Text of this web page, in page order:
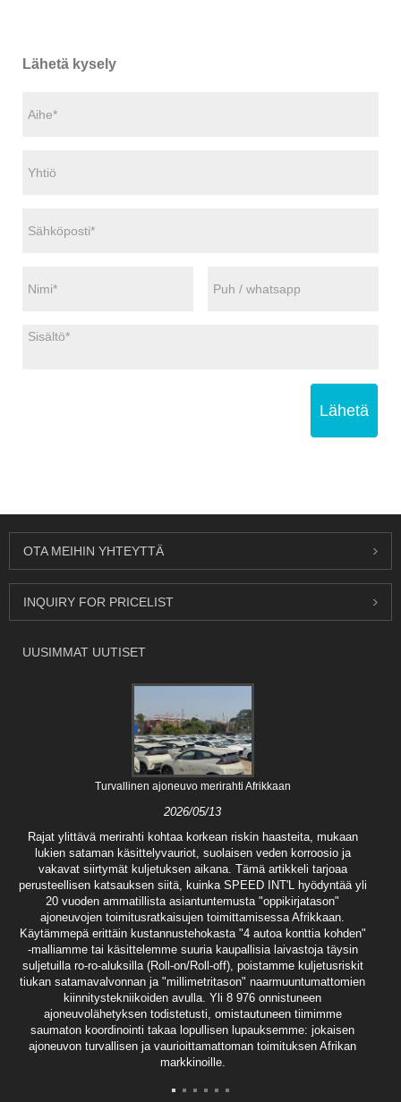
Lähetä kysely
Lähetä
OTA MEIHIN YHTEYTTÄ
INQUIRY FOR PRICELIST
UUSIMMAT UUTISET
Turvallinen ajoneuvo merirahti Afrikkaan
2026/05/13
Rajat ylittävä merirahti kohtaa korkean riskin haasteita, mukaan
lukien sataman käsittelyvauriot, suolaisen veden korroosio ja
vakavat siirtymät kuljetuksen aikana. Tämä artikkeli tarjoaa
perusteellisen katsauksen siitä, kuinka SPEED INT'L hyödyntää yli
20 vuoden ammatillista asiantuntemusta "oppikirjatason"
ajoneuvojen toimitusratkaisujen toimittamisessa Afrikkaan.
Käytämmepä erittäin kustannustehokasta "4 autoa konttia kohden"
-malliamme tai käsittelemme suuria kaupallisia laivastoja täysin
suljetuilla ro-ro-aluksilla (Roll-on/Roll-off), poistamme kuljetusriskit
tiukan satamavalvonnan ja "millimetritason" naarmuuntumattomien
kiinnitystekniikoiden avulla. Yli 8 976 onnistuneen
ajoneuvolähetyksen todistetusti, omistautuneen tiimimme
saumaton koordinointi takaa lopullisen lupauksemme: jokaisen
ajoneuvon turvallisen ja vaurioittamattoman toimituksen Afrikan
markkinoille.